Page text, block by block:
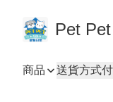
Pet
商品 送貨方式